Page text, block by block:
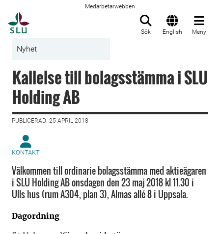
Medarbetarwebben
Sök English Meny
Nyhet
Kallelse till bolagsstämma i SLU
Holding AB
PUBLICERAD: 25 APRIL 2018
KONTAKT
Välkommen till ordinarie bolagsstämma med aktieägaren
i SLU Holding AB onsdagen den 23 maj 2018 kl 11.30 i
Ulls hus (rum A304, plan 3), Almas allé 8 i Uppsala.
Dagordning